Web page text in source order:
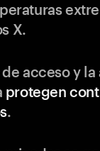
X.
acceso y
protegen
.